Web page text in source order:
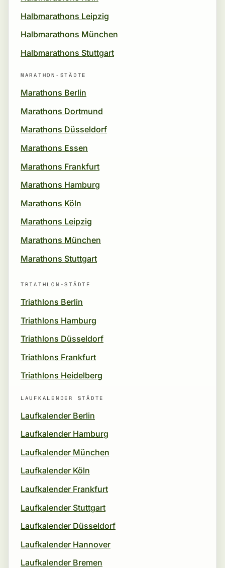
Halbmarathons Leipzig
Halbmarathons München
Halbmarathons Stuttgart
MARATHON-STÄDTE
Marathons Berlin
Marathons Dortmund
Marathons Düsseldorf
Marathons Essen
Marathons Frankfurt
Marathons Hamburg
Marathons Köln
Marathons Leipzig
Marathons München
Marathons Stuttgart
TRIATHLON-STÄDTE
Triathlons Berlin
Triathlons Hamburg
Triathlons Düsseldorf
Triathlons Frankfurt
Triathlons Heidelberg
LAUFKALENDER STÄDTE
Laufkalender Berlin
Laufkalender Hamburg
Laufkalender München
Laufkalender Köln
Laufkalender Frankfurt
Laufkalender Stuttgart
Laufkalender Düsseldorf
Laufkalender Hannover
Laufkalender Bremen